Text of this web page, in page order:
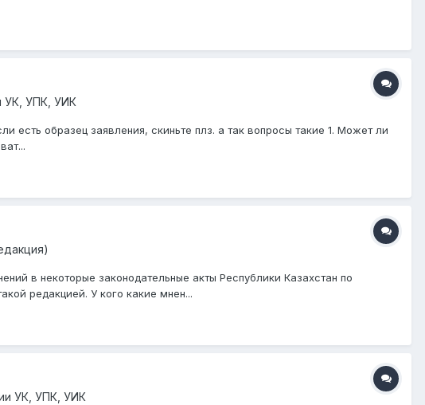
УК, УПК, УИК
образец заявления, скиньте плз. а так вопросы такие 1. Может ли
в некоторые законодательные акты Республики Казахстан по
редакцией. У кого какие мнен...
УК, УПК, УИК